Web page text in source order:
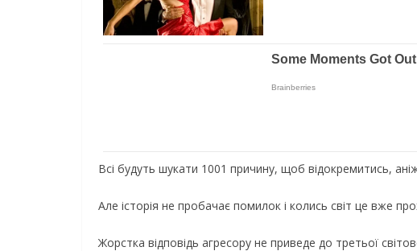
Всі будуть шукати 1001 причину, щоб відокремитись,
Але історія не пробачає помилок і колись світ це вже
Жорстка відповідь агресору не приведе до третьої